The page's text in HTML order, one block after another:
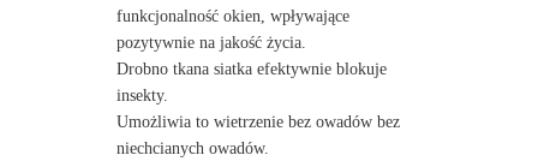
funkcjonalność okien, wpływające
pozytywnie na jakość życia.
Drobno tkana siatka efektywnie blokuje
insekty.
Umożliwia to wietrzenie bez owadów bez
niechcianych owadów.